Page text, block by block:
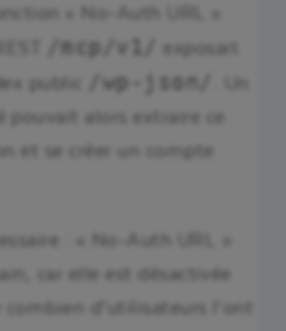
« No-Auth URL »
/mcp/v1/
exposait
public
/wp-json/
alors extraire ce
et se créer un compte
: « No-Auth URL »
car elle est désactivée
d’utilisateurs l’ont